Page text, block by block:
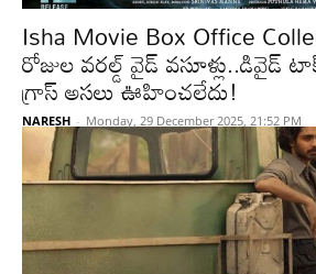
Isha Movie Box Office
రోజుల వరల్డ్ వైడ్
గ్రాస్ అసలు ఊహించలేదు!
NARESH - Monday, 29 December 2025, 21:52 PM